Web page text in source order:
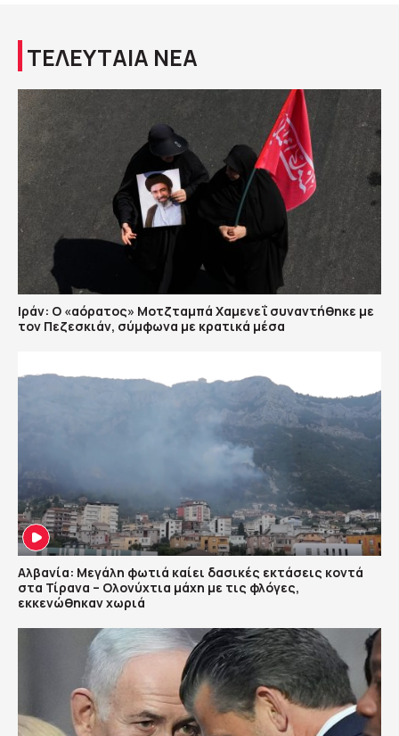
ΤΕΛΕΥΤΑΙΑ ΝΕΑ
Ιράν: Ο «αόρατος» Μοτζταμπά Χαμενεΐ συναντήθηκε με
τον Πεζεσκιάν, σύμφωνα με κρατικά μέσα
Αλβανία: Μεγάλη φωτιά καίει δασικές εκτάσεις κοντά
στα Τίρανα – Ολονύχτια μάχη με τις φλόγες,
εκκενώθηκαν χωριά